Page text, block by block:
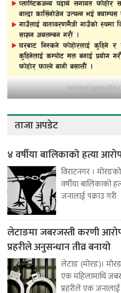
kerabari gaupalika
ताजा अपडेट
४ वर्षीया बालिकाको हत्या
विराटनगर ।
वर्षीया बालिकाको
जनालाई पक्राउ गरी
लेटाङमा जबरजस्ती करणी
प्रहरीले अनुसन्धान तीव्र बनायो
लेटाङ (मोरङ)।
एक महिलामाथि
प्रहरीले एक जनालाई